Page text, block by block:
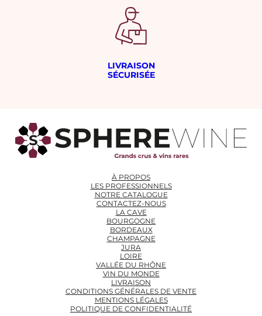
LIVRAISON
SÉCURISÉE
À PROPOS
LES PROFESSIONNELS
NOTRE CATALOGUE
CONTACTEZ-NOUS
LA CAVE
BOURGOGNE
BORDEAUX
CHAMPAGNE
JURA
LOIRE
VALLÉE DU RHÔNE
VIN DU MONDE
LIVRAISON
CONDITIONS GÉNÉRALES DE VENTE
MENTIONS LÉGALES
POLITIQUE DE CONFIDENTIALITÉ